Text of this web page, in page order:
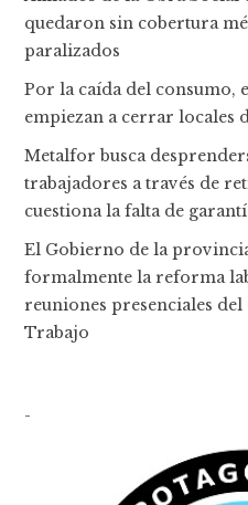
quedaron sin cobertura
paralizados
Por la caída del
empiezan a cerrar locales
Metalfor busca
trabajadores a través de
cuestiona la falta de
El Gobierno de la
formalmente la reforma
reuniones presenciales
Trabajo
-